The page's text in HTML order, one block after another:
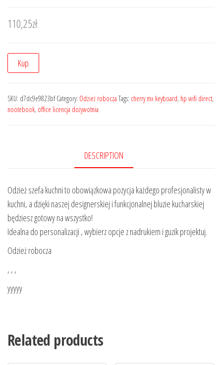
110,25zł
Kup
SKU: d7dc9e9823bf Category: Odzież robocza Tags: cherry mx keyboard, hp wifi direct,
nootebook, office licencja dożywotnia
DESCRIPTION
Odzież szefa kuchni to obowiązkowa pozycja każdego profesjonalisty w
kuchni, a dzięki naszej designerskiej i funkcjonalnej bluzie kucharskiej
będziesz gotowy na wszystko!
Idealna do personalizacji , wybierz opcje z nadrukiem i guzik projektuj.
Odzież robocza
, , ,
yyyyy
Related products